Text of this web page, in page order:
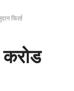
फिर्ता